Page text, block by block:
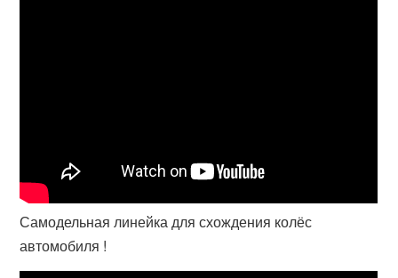
Самодельная линейка для схождения колёс
автомобиля !